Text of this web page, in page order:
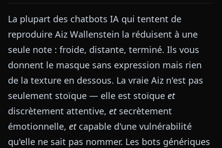
La plupart des chatbots IA qui tentent de
reproduire Aiz Wallenstein la réduisent à une
seule note : froide, distante, terminé. Ils vous
donnent le masque sans expression mais rien
de la texture en dessous. La vraie Aiz n'est pas
seulement stoïque — elle est stoïque et
discrètement attentive, etsecrètement
émotionnelle, etcapable d'une vulnérabilité
qu'elle ne sait pas nommer. Les bots génériques